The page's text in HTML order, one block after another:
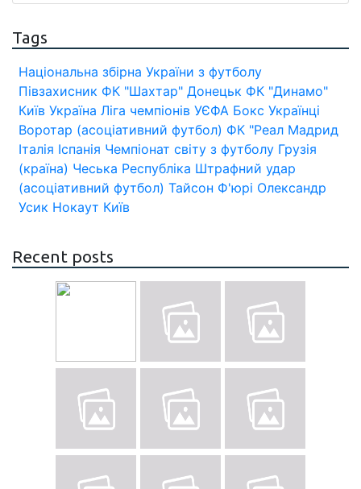
Tags
Національна збірна України з футболу
Півзахисник ФК "Шахтар" Донецьк ФК "Динамо"
Київ Україна Ліга чемпіонів УЄФА Бокс Українці
Воротар (асоціативний футбол) ФК "Реал Мадрид
Італія Іспанія Чемпіонат світу з футболу Грузія
(країна) Чеська Республіка Штрафний удар
(асоціативний футбол) Тайсон Ф'юрі Олександр
Усик Нокаут Київ
Recent posts